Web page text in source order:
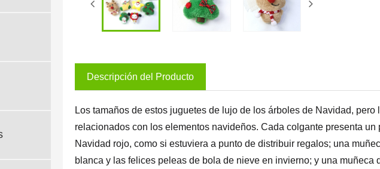
Descripción del Producto
Los tamaños de estos juguetes de lujo de los árboles de Navidad,
relacionados con los elementos navideños. Cada colgante presenta
Navidad rojo, como si estuviera a punto de distribuir regalos; una
blanca y las felices peleas de bola de nieve en invierno; y una